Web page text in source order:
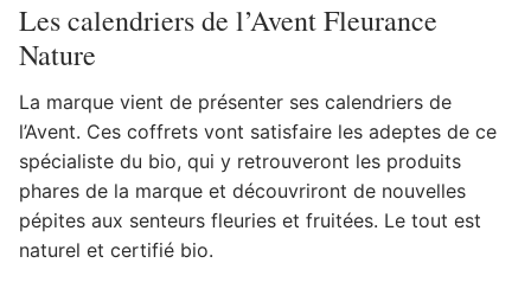
Les calendriers de l’Avent Fleurance
Nature
La marque vient de présenter ses calendriers de
l’Avent. Ces coffrets vont satisfaire les adeptes de ce
spécialiste du bio, qui y retrouveront les produits
phares de la marque et découvriront de nouvelles
pépites aux senteurs fleuries et fruitées. Le tout est
naturel et certifié bio.